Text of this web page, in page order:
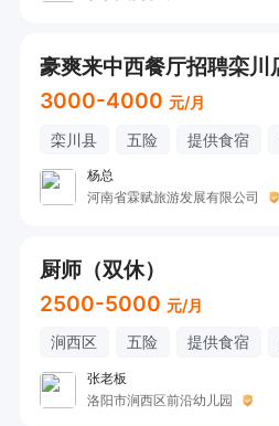
3000-4000 元/月
栾川县 五险 提供食宿
杨总
河南省霖赋旅游发展有限公司
厨师（双休）
2500-5000 元/月
涧西区 五险 提供食宿
张老板
洛阳市涧西区前沿幼儿园